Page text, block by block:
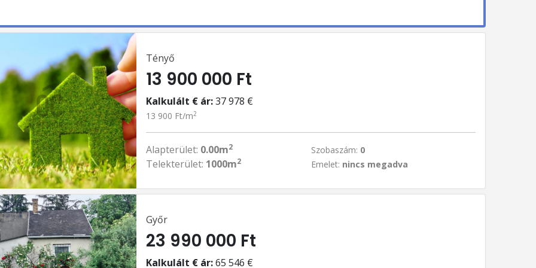
Tényő
13 900 000 Ft
Kalkulált € ár:37 978 €
13 900 Ft/m2
Alapterület: 0.00m2
Telekterület: 1000m2
Szobaszám: 0
Emelet: nincs megadva
Győr
23 990 000 Ft
Kalkulált € ár:65 546 €